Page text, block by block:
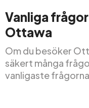
Vanliga
Ottawa
Om du besöker
säkert många
vanligaste